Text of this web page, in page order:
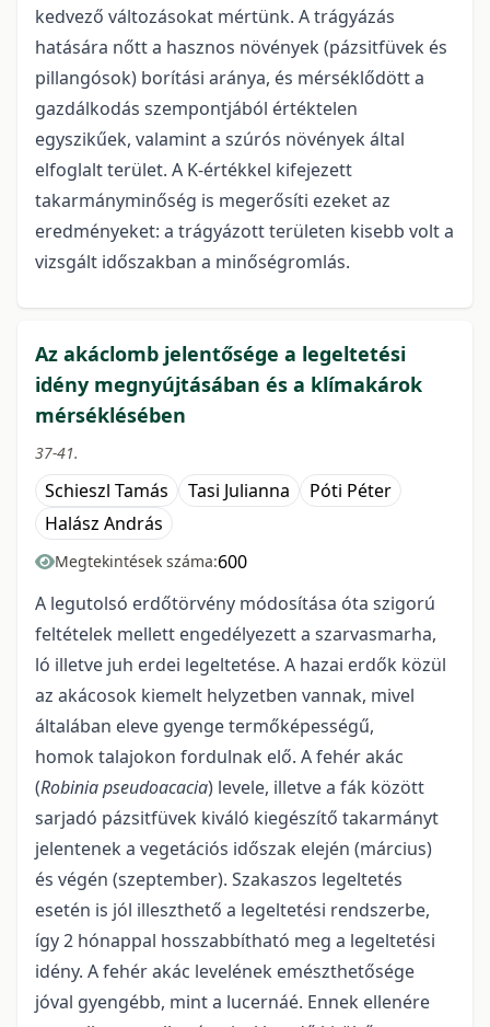
kedvező változásokat mértünk. A trágyázás
hatására nőtt a hasznos növények (pázsitfüvek és
pillangósok) borítási aránya, és mérséklődött a
gazdálkodás szempontjából értéktelen
egyszikűek, valamint a szúrós növények által
elfoglalt terület. A K-értékkel kifejezett
takarmányminőség is megerősíti ezeket az
eredményeket: a trágyázott területen kisebb volt a
vizsgált időszakban a minőségromlás.
Az akáclomb jelentősége a legeltetési
idény megnyújtásában és a klímakárok
mérséklésében
37-41.
Schieszl Tamás Tasi Julianna
Póti Péter
Halász András
Megtekintések száma:600
A legutolsó erdőtörvény módosítása óta szigorú
feltételek mellett engedélyezett a szarvasmarha,
ló illetve juh erdei legeltetése. A hazai erdők közül
az akácosok kiemelt helyzetben vannak, mivel
általában eleve gyenge termőképességű,
homok talajokon fordulnak elő. A fehér akác
(Robinia pseudoacacia) levele, illetve a fák között
sarjadó pázsitfüvek kiváló kiegészítő takarmányt
jelentenek a vegetációs időszak elején (március)
és végén (szeptember). Szakaszos legeltetés
esetén is jól illeszthető a legeltetési rendszerbe,
így 2 hónappal hosszabbítható meg a legeltetési
idény. A fehér akác levelének emészthetősége
jóval gyengébb, mint a lucernáé. Ennek ellenére